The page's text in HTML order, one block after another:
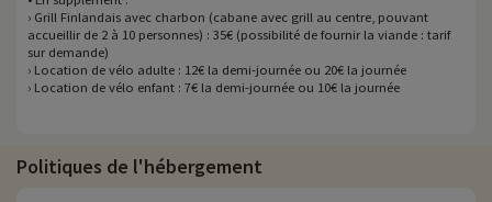
› Grill Finlandais avec charbon (cabane avec grill au centre, pouvant
accueillir de 2 à 10 personnes) : 35€ (possibilité de fournir la viande : tarif
sur demande)
› Location de vélo adulte : 12€ la demi-journée ou 20€ la journée
› Location de vélo enfant : 7€ la demi-journée ou 10€ la journée
Politiques de l'hébergement